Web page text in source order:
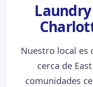
Nuestro local es
cerca de
comunidades